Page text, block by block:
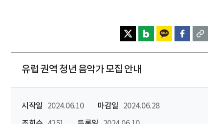
유럽 권역 청년 음악가 모집 안내
시작일 2024.06.10 마감일
2024.06.28